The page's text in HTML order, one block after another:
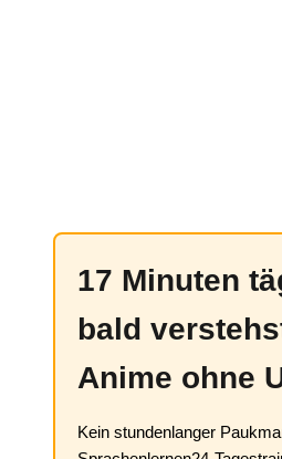
17 Minuten
bald
Anime ohne
Kein stundenlanger